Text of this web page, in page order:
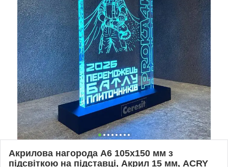
Акрилова нагорода А6 105х150 мм з
підсвіткою на підставці, Акрил 15 мм, ACRY